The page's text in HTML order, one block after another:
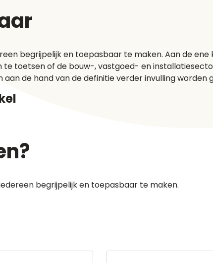
begrijpelijk en toepasbaar te maken. Aan de
toetsen of de bouw-, vastgoed- en
de hand van de definitie verder invulling worden
begrijpelijk en toepasbaar te maken.
Achternaam